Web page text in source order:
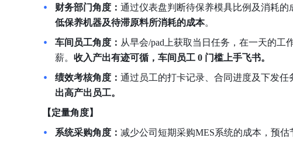
财务部门角度： 通过仪表盘判断待保养模具比例及消耗的
低保养机器及待滞原料所消耗的成本。
车间员工角度： 从早会/pad上获取当日任务，在一天的
薪。 收入产出有迹可循，车间员工 0 门槛上手飞书。
绩效考核角度： 通过员工的打卡记录、合同进度及下发任
出高产出员工。
【定量角度】
系统采购角度： 减少公司短期采购MES系统的成本，预估